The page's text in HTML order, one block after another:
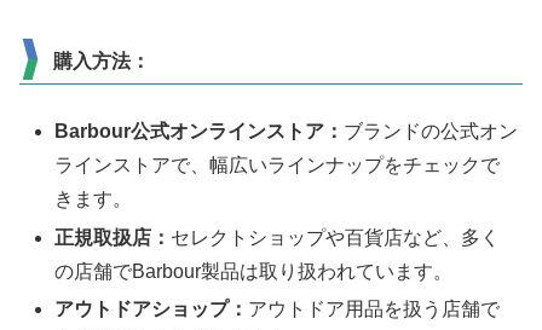
購入方法：
Barbour公式オンラインストア： ブランドの公式オン
ラインストアで、幅広いラインナップをチェックで
きます。
正規取扱店： セレクトショップや百貨店など、多く
の店舗でBarbour製品は取り扱われています。
アウトドアショップ： アウトドア用品を扱う店舗で